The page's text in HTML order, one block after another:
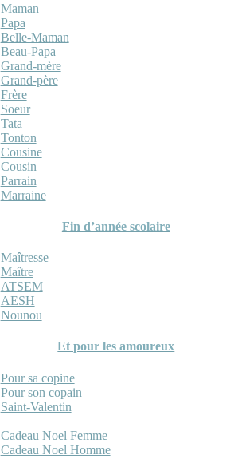
Maman
Papa
Belle-Maman
Beau-Papa
Grand-mère
Grand-père
Frère
Soeur
Tata
Tonton
Cousine
Cousin
Parrain
Marraine
Fin d’année scolaire
Maîtresse
Maître
ATSEM
AESH
Nounou
Et pour les amoureux
Pour sa copine
Pour son copain
Saint-Valentin
Cadeau Noel Femme
Cadeau Noel Homme